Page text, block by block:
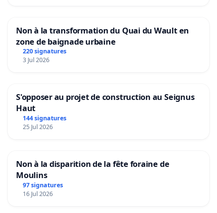
Non à la transformation du Quai du Wault en
zone de baignade urbaine
220 signatures
3 Jul 2026
S'opposer au projet de construction au Seignus
Haut
144 signatures
25 Jul 2026
Non à la disparition de la fête foraine de
Moulins
97 signatures
16 Jul 2026